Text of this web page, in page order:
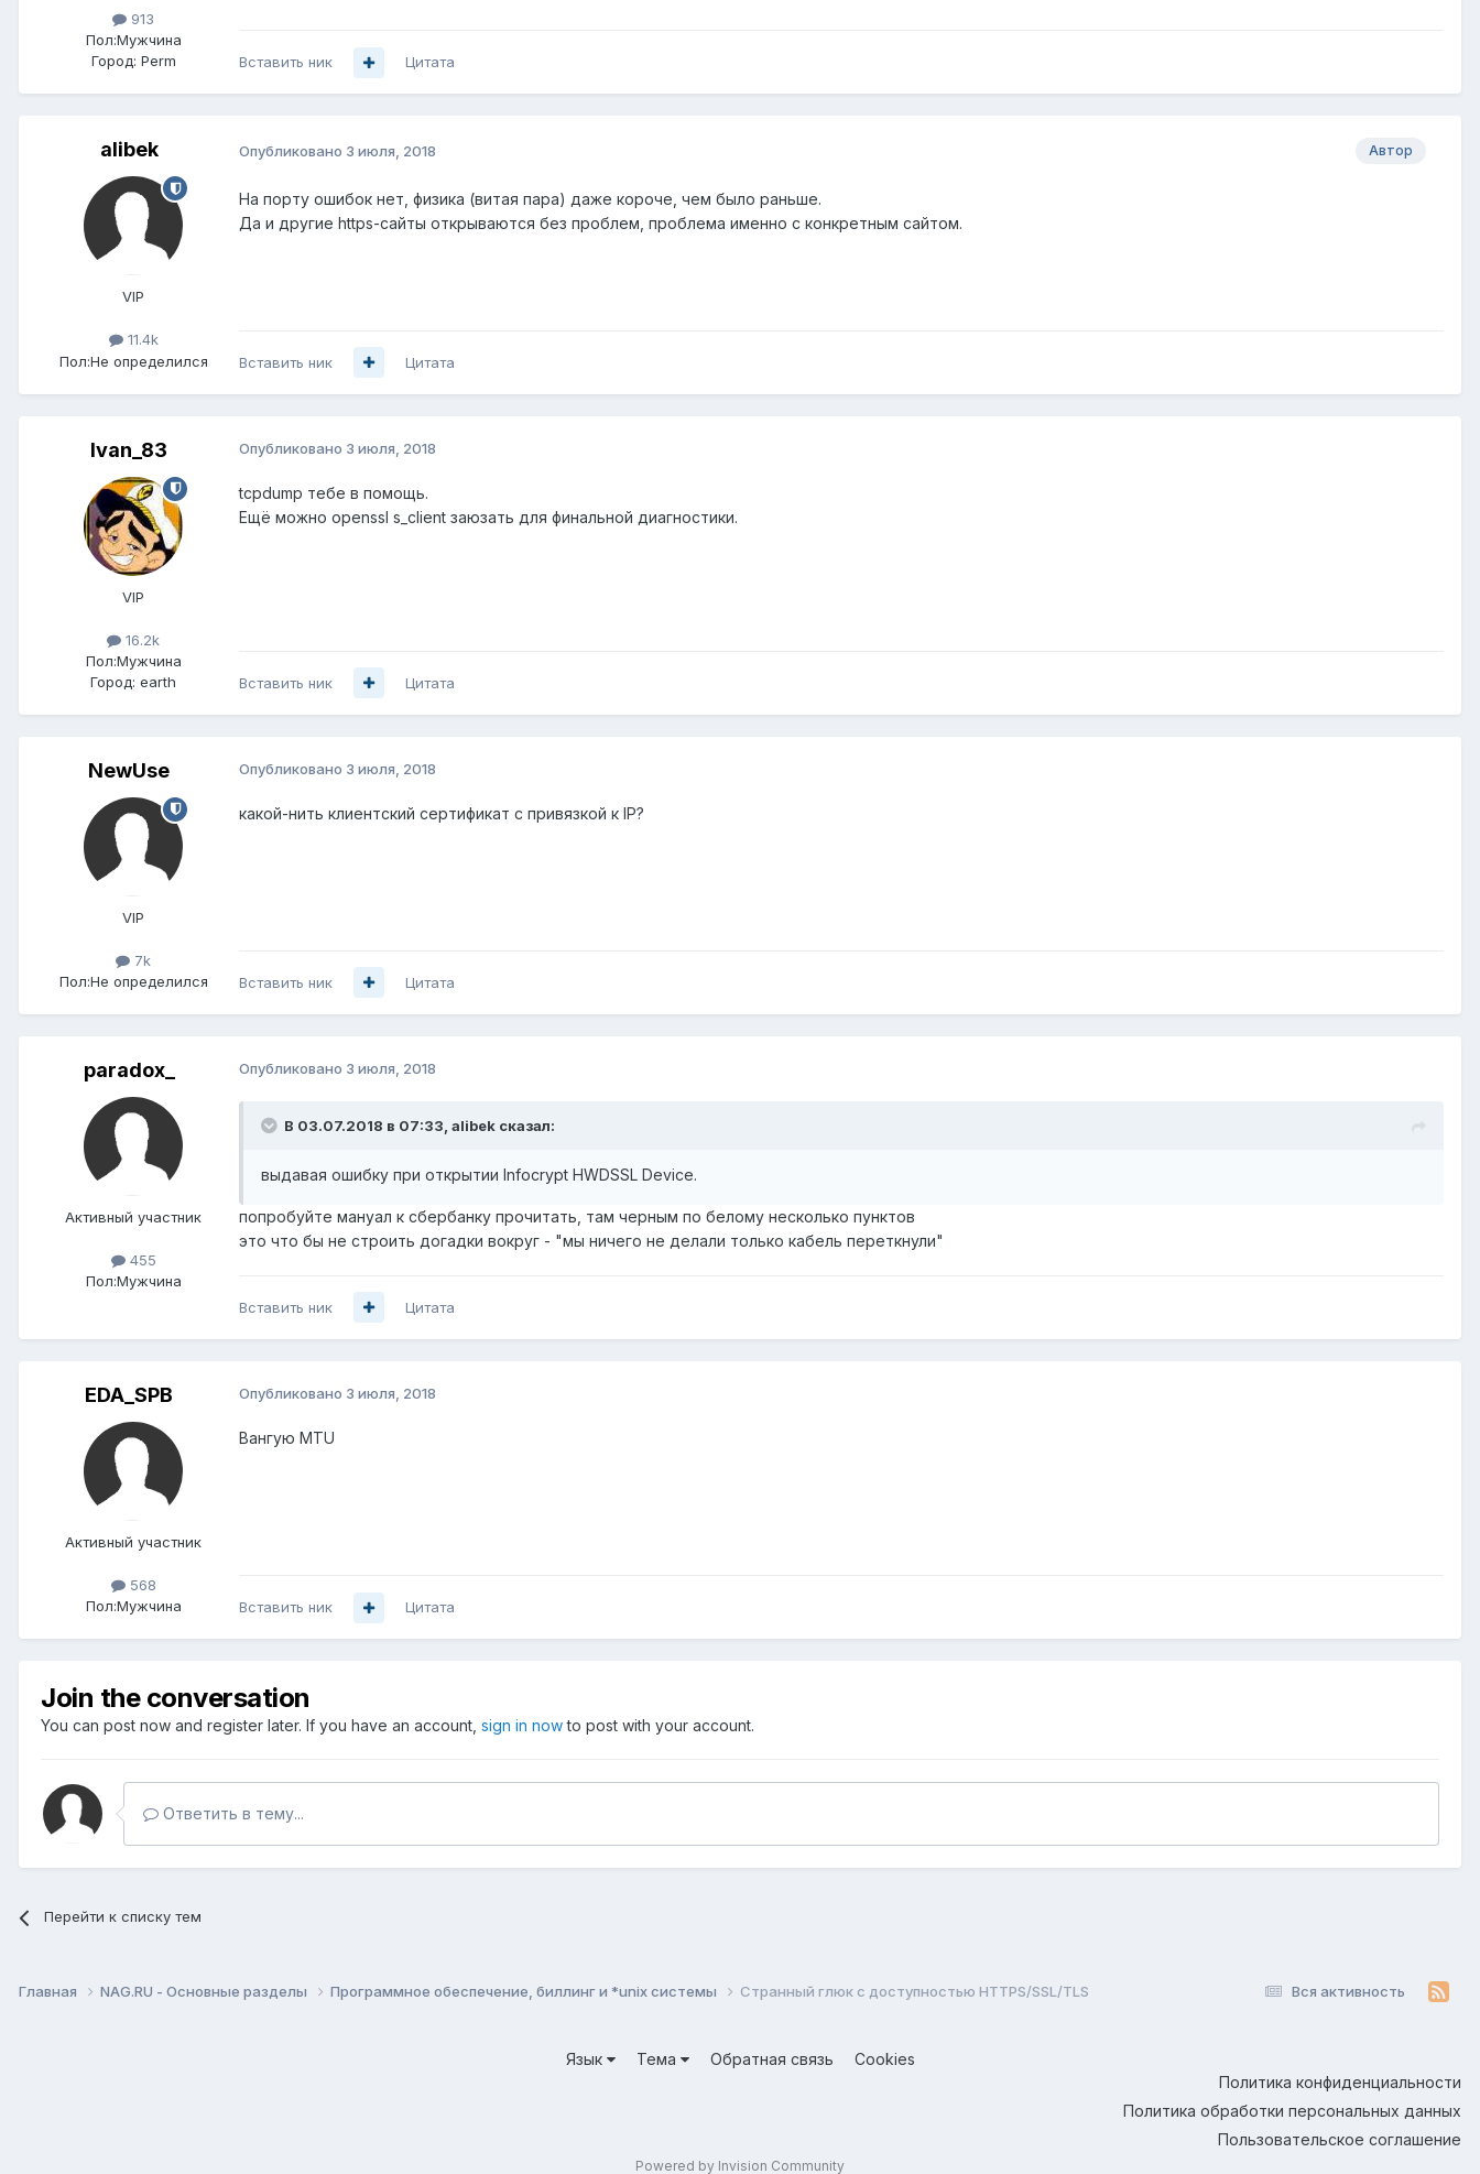
913
Пол:Мужчина
Город: Perm Вставить ник Цитата
alibek
VIP
11.4k
Пол:Не определился
Автор
Опубликовано 3 июля, 2018
На порту ошибок нет, физика (витая пара) даже короче, чем было раньше.
Да и другие https-сайты открываются без проблем, проблема именно с конкретным сайтом.
Вставить ник Цитата
Ivan_83
VIP
16.2k
Пол:Мужчина
Город: earth
Опубликовано 3 июля, 2018
tcpdump тебе в помощь.
Ещё можно openssl s_client заюзать для финальной диагностики.
Вставить ник Цитата
NewUse
VIP
7k
Пол:Не определился
Опубликовано 3 июля, 2018
какой-нить клиентский сертификат с привязкой к IP?
Вставить ник Цитата
paradox_
Активный участник
455
Пол:Мужчина
Опубликовано 3 июля, 2018
В 03.07.2018 в 07:33, alibek сказал:
выдавая ошибку при открытии Infocrypt HWDSSL Device.
попробуйте мануал к сбербанку прочитать, там черным по белому несколько пунктов
это что бы не строить догадки вокруг - "мы ничего не делали только кабель переткнули"
Вставить ник Цитата
EDA_SPB
Активный участник
568
Пол:Мужчина
Опубликовано 3 июля, 2018
Вангую MTU
Вставить ник Цитата
Join the conversation
You can post now and register later. If you have an account, sign in nowto post with your account.
Ответить в тему...
Перейти к списку тем
Вся активность
Главная NAG.RU - Основные разделы Программное обеспечение, биллинг и *unix системы Странный глюк с доступностью HTTPS/SSL/TLS
Язык Тема Обратная связь
Cookies
Политика конфиденциальности
Политика обработки персональных данных
Пользовательское соглашение
Powered by Invision Community